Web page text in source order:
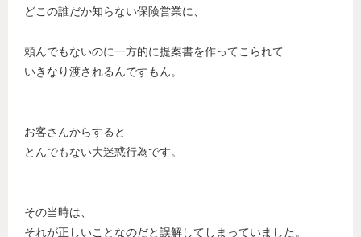
どこの誰だか知らない保険営業に、
頼んでもないのに一方的に提案書を作ってこられて
いきなり渡されるんですもん。
お客さんからすると
とんでもない大迷惑行為です。
その当時は、
それが正しいことなのだと誤解してしまっていました。